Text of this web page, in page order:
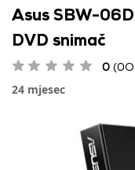
Asus SBW-
DVD snimač
0
24 mjesec